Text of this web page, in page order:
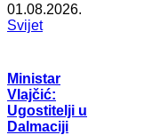
01.08.2026.
Svijet
Ministar
Vlajčić:
Ugostitelji u
Dalmaciji